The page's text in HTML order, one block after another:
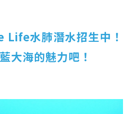
Life水肺潛水招生中！
大海的魅力吧！